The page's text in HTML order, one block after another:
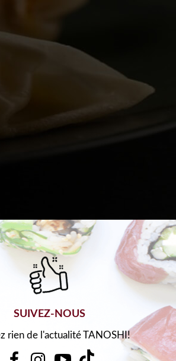
SUIVEZ-NOUS
rien de l'actualité TANOSHI!